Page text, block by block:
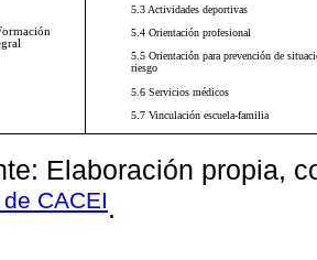
5.3 Actividades deportivas
5.4 Orientación profesional
5.5 Orientación para prevención de
riesgo
5.6 Servicios médicos
5.7 Vinculación escuela-familia
Elaboración propia,
CACEI.